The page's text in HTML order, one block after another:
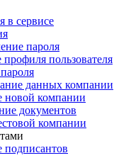
в сервисе
пароля
пользователя
данных компании
новой компании
документов
компании
подписантов